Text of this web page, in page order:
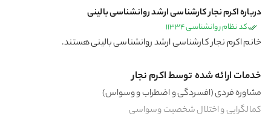
درباره اکرم نجار کارشناسی ارشد روانشناسی بالینی
کد نظام روانشناسی 11334
خانم اکرم نجار کارشناسی ارشد روانشناسی بالینی هستند.
خدمات ارائه شده توسط اکرم نجار
مشاوره فردی (افسردگی و اضطراب و وسواس)
کمالگرایی و اختلال شخصیت وسواسی